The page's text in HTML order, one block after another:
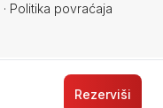
Rezerviši
· Politika povraćaja